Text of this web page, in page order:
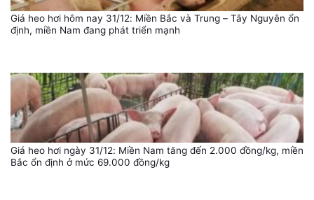
Giá heo hơi hôm nay 31/12: Miền Bắc và Trung – Tây Nguyên ổn
định, miền Nam đang phát triển mạnh
Giá heo hơi ngày 31/12: Miền Nam tăng đến 2.000 đồng/kg, miền
Bắc ổn định ở mức 69.000 đồng/kg